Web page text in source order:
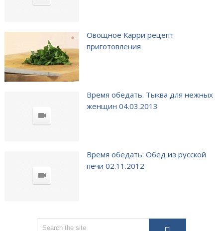
Овощное Карри рецепт
приготовления
Время обедать. Тыква для нежных
женщин 04.03.2013
Время обедать: Обед из русской
печи 02.11.2012